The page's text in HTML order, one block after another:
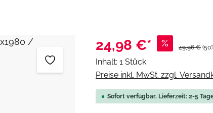
24,98 €* % Regulärer
49,96 €
Inhalt: 1 Stück
Preise inkl. MwSt. zzgl.
Sofort verfügbar, Lieferzeit: 2-5